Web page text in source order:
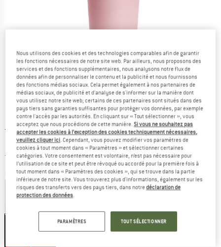
Photos détaillées
Prix initial :
39,95€
Prix:
à partir de27,97€ TVA incl.
hors Frais de livraisonInformations sur les frais de livraison. Ouvre une
Couleur:Trillium
Nous utilisons des cookies et des technologies comparables afin de garantir
les fonctions nécessaires de notre site web. Par ailleurs, nous proposons des
services et des fonctions supplémentaires, nous analysons notre flux de
données afin de personnaliser le contenu et la publicité et nous fournissons
des fonctions médias sociaux. Cela permet également à nos partenaires de
médias sociaux, de publicité et d'analyse de s'informer sur la manière dont
vous utilisez notre site web; certains de ces partenaires sont situés dans des
pays tiers sans garanties suffisantes pour protéger vos données, par exemple
contre l'accès par les autorités. En cliquant sur « Tout sélectionner », vous
acceptez que nous procédions de cette manière.Si vous ne souhaitez pas
accepter les cookies à l’exception des cookies techniquement nécessaires,
veuillez cliquer ici. Cependant, vous pouvez modifier vos paramètres de
cookies à tout moment dans « Paramètres » et sélectionner certaines
catégories. Votre consentement est volontaire, n’est pas nécessaire pour
l’utilisation de ce site et peut être révoqué ou accordé pour la première fois à
tout moment dans « Paramètres des cookies », qui se trouve dans la partie
inférieure de notre site. Vous trouverez plus d'informations, également sur les
risques des transferts vers des pays tiers, dans notredéclaration de
protection des données.
PARAMÈTRES TOUT SÉLECTIONNER